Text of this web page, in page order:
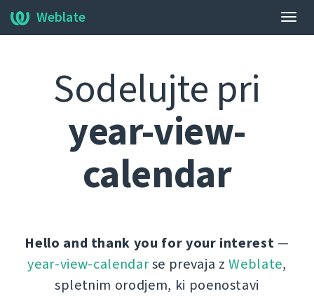
Weblate
Sodelujte pri
year-view-
calendar
Hello and thank you for your interest —
year-view-calendarse prevaja zWeblate,
spletnim orodjem, ki poenostavi